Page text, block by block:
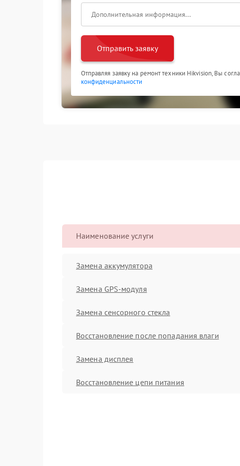
Отправить заявку
Отправляя заявку на ремонт техники Hikvision, Вы
конфиденциальности
Наименование услуги
Замена аккумулятора
Замена GPS-модуля
Замена сенсорного стекла
Восстановление после попадания влаги
Замена дисплея
Восстановление цепи питания